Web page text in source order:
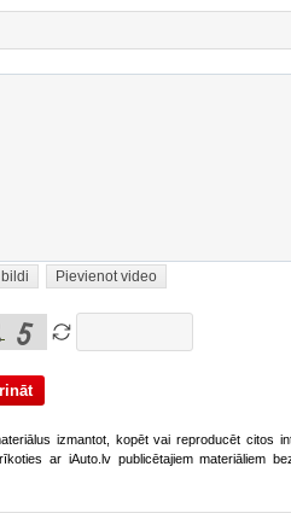
Pievienot video
izmantot, kopēt vai reproducēt citos
ar iAuto.lv publicētajiem materiāliem